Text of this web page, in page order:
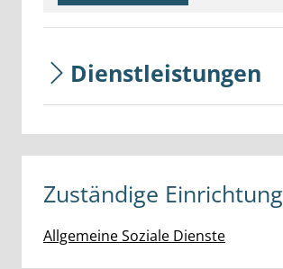
Dienstleistungen
Zuständige Einrichtung
Allgemeine Soziale Dienste